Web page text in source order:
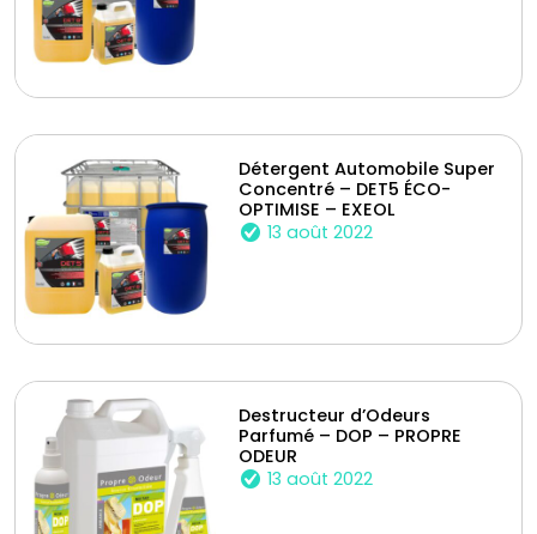
Détergent Automobile Super
Concentré – DET5 ÉCO-
OPTIMISE – EXEOL
13 août 2022
Destructeur d’Odeurs
Parfumé – DOP – PROPRE
ODEUR
13 août 2022